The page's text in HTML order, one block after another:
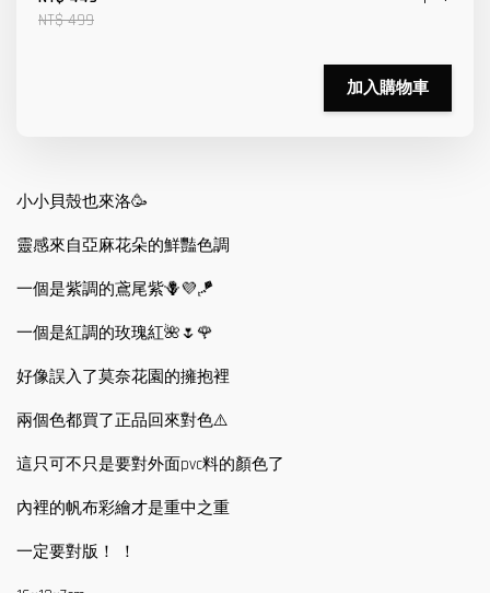
NT$ 499
加入購物車
小小貝殼也來洛🥳
靈感來自亞麻花朵的鮮豔色調
一個是紫調的鳶尾紫🪻💜🪁
一個是紅調的玫瑰紅🌺🌷🌹
好像誤入了莫奈花園的擁抱裡
兩個色都買了正品回來對色⚠️
這只可不只是要對外面pvc料的顏色了
內裡的帆布彩繪才是重中之重
一定要對版！ ！